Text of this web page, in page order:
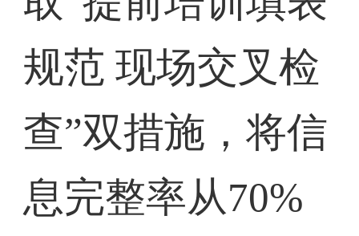
规范 现场交叉检
查”双措施，将信
息完整率从70%